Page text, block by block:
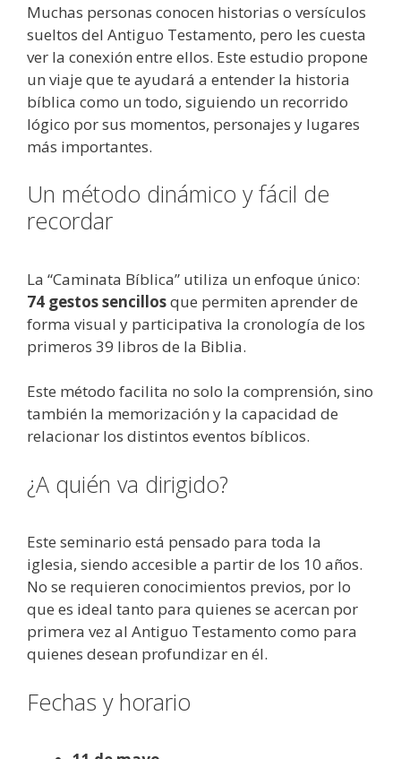
Muchas personas conocen historias o versículos
sueltos del Antiguo Testamento, pero les cuesta
ver la conexión entre ellos. Este estudio propone
un viaje que te ayudará a entender la historia
bíblica como un todo, siguiendo un recorrido
lógico por sus momentos, personajes y lugares
más importantes.
Un método dinámico y fácil de
recordar
La “Caminata Bíblica” utiliza un enfoque único:
74 gestos sencillosque permiten aprender de
forma visual y participativa la cronología de los
primeros 39 libros de la Biblia.
Este método facilita no solo la comprensión, sino
también la memorización y la capacidad de
relacionar los distintos eventos bíblicos.
¿A quién va dirigido?
Este seminario está pensado para toda la
iglesia, siendo accesible a partir de los 10 años.
No se requieren conocimientos previos, por lo
que es ideal tanto para quienes se acercan por
primera vez al Antiguo Testamento como para
quienes desean profundizar en él.
Fechas y horario